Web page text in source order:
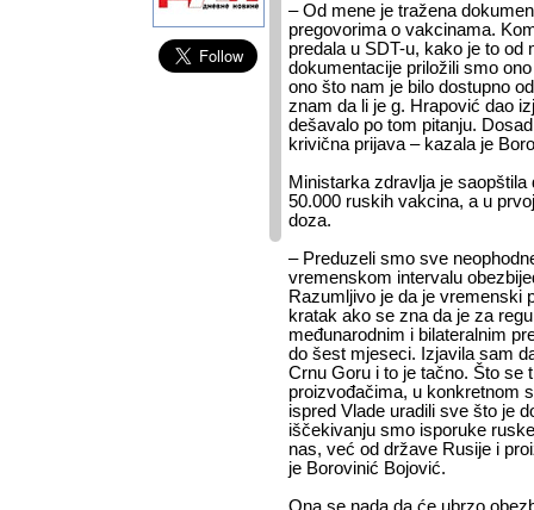
– Od mene je tražena
pregovorima o vakcinama.
predala u SDT-u, kako je to od
dokumentacije priložili smo
ono što nam je bilo dostupno
znam da li je g. Hrapović dao
dešavalo po tom pitanju.
krivična prijava – kazala je
Ministarka zdravlja je
50.000 ruskih vakcina, a u
doza.
– Preduzeli smo sve
vremenskom intervalu
Razumljivo je da je vremenski
kratak ako se zna da je za
međunarodnim i bilateralnim
do šest mjeseci. Izjavila sam
Crnu Goru i to je tačno. Što se
proizvođačima, u konkretnom
ispred Vlade uradili sve što je
iščekivanju smo isporuke
nas, već od države Rusije i
je Borovinić Bojović.